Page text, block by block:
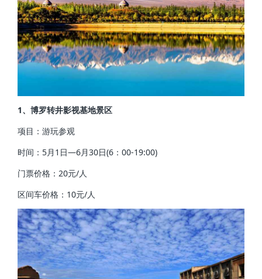
1、博罗转井影视基地景区
项目：游玩参观
时间：5月1日—6月30日(6：00-19:00)
门票价格：20元/人
区间车价格：10元/人